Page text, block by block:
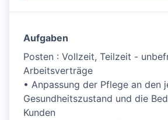
Aufgaben
Posten : Vollzeit, Teilzeit -
Arbeitsverträge
• Anpassung der Pflege an den
Gesundheitszustand und die
Kunden